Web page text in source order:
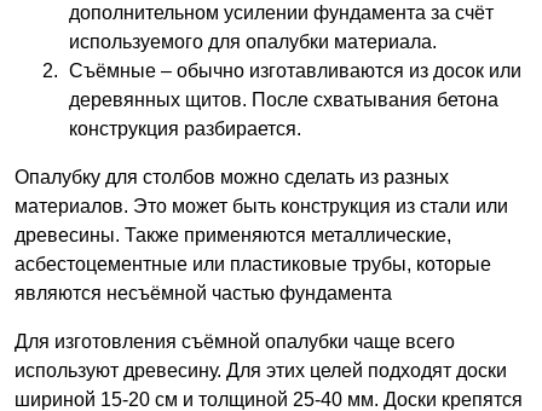
дополнительном усилении фундамента за счёт
используемого для опалубки материала.
Съёмные – обычно изготавливаются из досок или
деревянных щитов. После схватывания бетона
конструкция разбирается.
Опалубку для столбов можно сделать из разных
материалов. Это может быть конструкция из стали или
древесины. Также применяются металлические,
асбестоцементные или пластиковые трубы, которые
являются несъёмной частью фундамента
Для изготовления съёмной опалубки чаще всего
используют древесину. Для этих целей подходят доски
шириной 15-20 см и толщиной 25-40 мм. Доски крепятся